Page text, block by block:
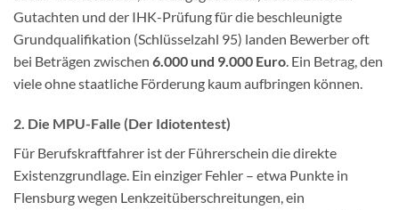
Gutachten und der IHK-Prüfung für die beschleunigte
Grundqualifikation (Schlüsselzahl 95) landen Bewerber oft
bei Beträgen zwischen 6.000 und 9.000 Euro . Ein Betrag, den
viele ohne staatliche Förderung kaum aufbringen können.
2. Die MPU-Falle (Der Idiotentest)
Für Berufskraftfahrer ist der Führerschein die direkte
Existenzgrundlage. Ein einziger Fehler – etwa Punkte in
Flensburg wegen Lenkzeitüberschreitungen, ein